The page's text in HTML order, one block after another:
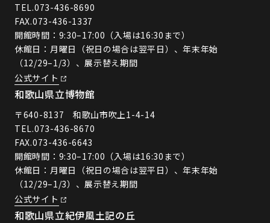
TEL.073-436-8690
FAX.073-436-1337
開館時間：9:30–17:00（入場は16:30まで）
休館日：月曜日（祝日の場合は翌平日）、年末年始
（12/29–1/3）、展示替え期間
公式サイト
和歌山県立博物館
〒640-8137 和歌山市吹上1-4-14
TEL.073-436-8670
FAX.073-436-6643
開館時間：9:30–17:00（入場は16:30まで）
休館日：月曜日（祝日の場合は翌平日）、年末年始
（12/29–1/3）、展示替え期間
公式サイト
和歌山県立紀伊風土記の丘